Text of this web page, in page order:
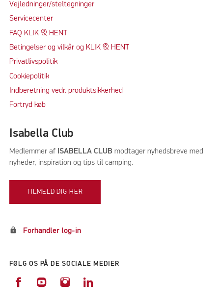
Vejledninger/steltegninger
Servicecenter
FAQ KLIK & HENT
Betingelser og vilkår og KLIK & HENT
Privatlivspolitik
Cookiepolitik
Indberetning vedr. produktsikkerhed
Fortryd køb
Isabella Club
Medlemmer afISABELLA CLUB modtager nyhedsbreve med
nyheder, inspiration og tips til camping.
TILMELD DIG HER
lock Forhandler log-in
FØLG OS PÅ DE SOCIALE MEDIER